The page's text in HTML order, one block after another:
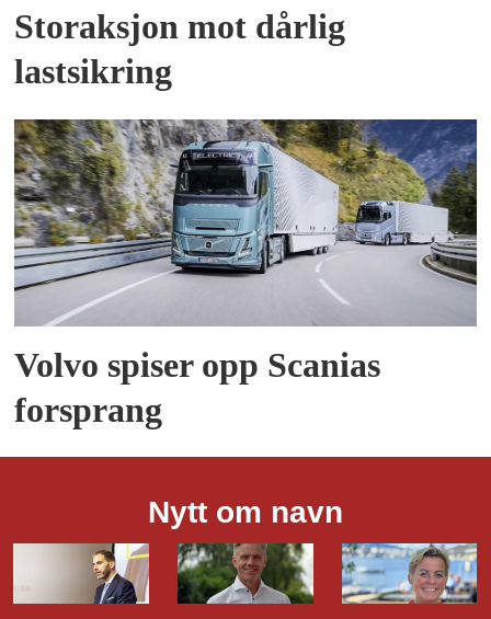
Storaksjon mot dårlig
lastsikring
Volvo spiser opp Scanias
forsprang
Nytt om navn